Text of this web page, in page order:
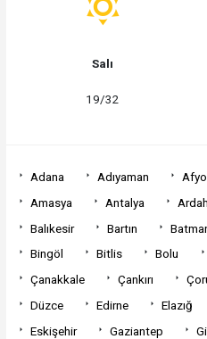
Salı
19/32
Adana Adıyaman
Amasya
Antalya
Balıkesir
Bartın
Bingöl
Bitlis Bolu
Çanakkale
Çankırı
Düzce
Edirne Elazığ
Eskişehir
Gaziantep